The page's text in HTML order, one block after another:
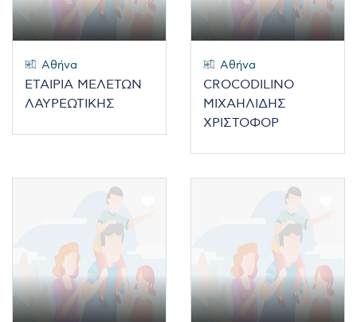
Αθήνα
ΕΤΑΙΡΙΑ ΜΕΛΕΤΩΝ
ΛΑΥΡΕΩΤΙΚΗΣ
Αθήνα
CROCODILINO
ΜΙΧΑΗΛΙΔΗΣ
ΧΡΙΣΤΟΦΟΡ